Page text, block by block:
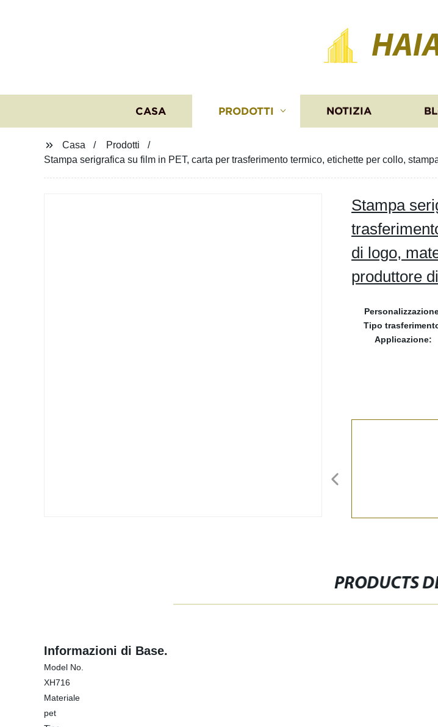
CASA PRODOTTI NOTIZIA
Casa
Prodotti
Stampa serigrafica su film in PET, carta per trasferimento termico, etichette per collo,
Stampa
di logo,
produttore
Tipo
Applicazione:
PRODUCTS
Informazioni di Base.
Model No.
XH716
Materiale
pet